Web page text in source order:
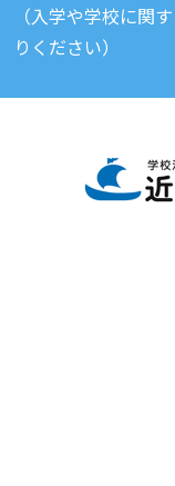
（入学や学校に関
りください）